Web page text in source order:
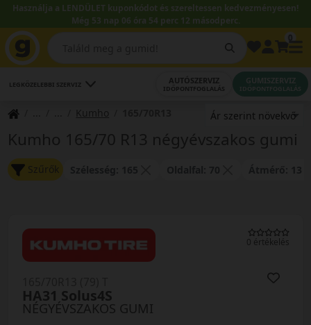
Használja a LENDÜLET kuponkódot és szereltessen kedvezményesen!
Még 53 nap 06 óra 54 perc 12 másodperc.
LEGKÖZELEBBI SZERVIZ AUTÓSZERVIZ
IDŐPONTFOGLALÁS
GUMISZERVIZ
IDŐPONTFOGLALÁS
Kumho
Kumho 165/70 R13 négyévszakos gumi
Szűrők
0 értékelés
NÉGYÉVSZAKOS GUMI
HA31 Solus4S